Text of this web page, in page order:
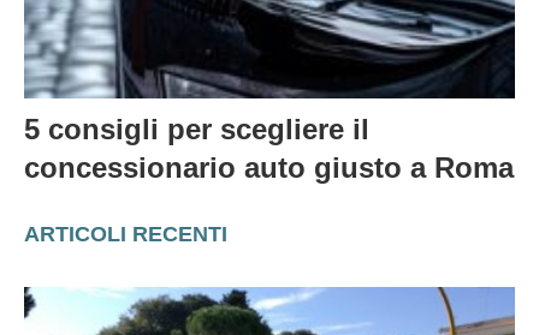
5 consigli per scegliere il
concessionario auto giusto a Roma
ARTICOLI RECENTI